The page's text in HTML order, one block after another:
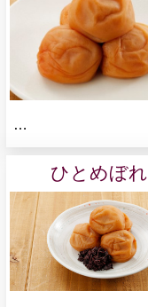
…
ひとめぼれ